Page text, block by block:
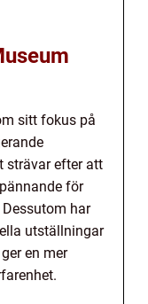
sitt fokus på
strävar efter att
för
har
utställningar
en mer